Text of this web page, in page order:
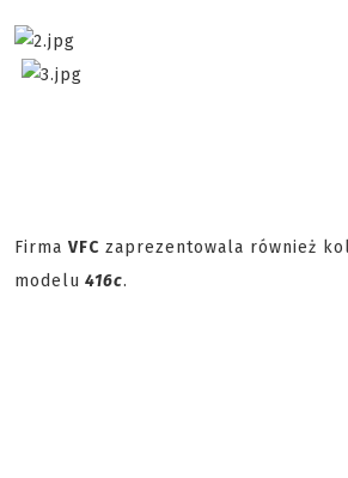
Firma VFC zaprezentowala również
modelu 416c.